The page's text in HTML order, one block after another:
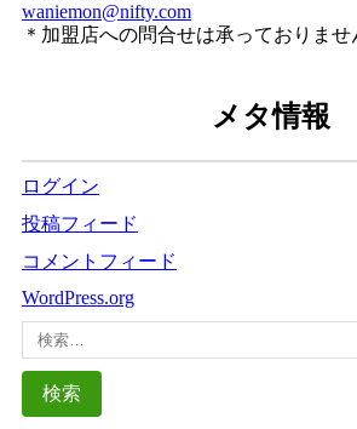
waniemon@nifty.com
＊加盟店への問合せは承っておりませ
メタ情報
ログイン
投稿フィード
コメントフィード
WordPress.org
検
索: